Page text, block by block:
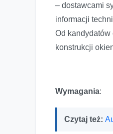
– dostawcami
informacji
Od
konstrukcji
Wymagania:
Czytaj też: